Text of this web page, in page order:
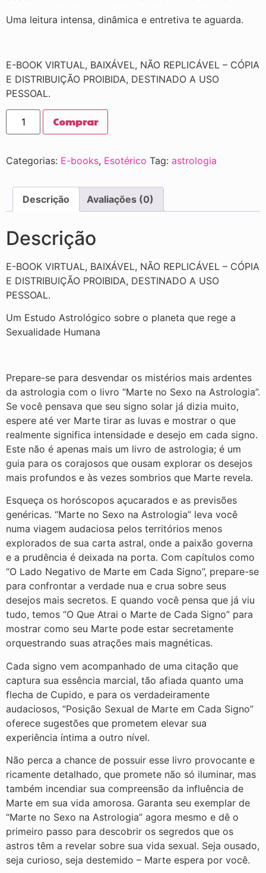
Uma leitura intensa, dinâmica e entretiva te aguarda.
E-BOOK VIRTUAL, BAIXÁVEL, NÃO REPLICÁVEL – CÓPIA
E DISTRIBUIÇÃO PROIBIDA, DESTINADO A USO
PESSOAL.
Comprar
Categorias: E-books, Esotérico Tag: astrologia
Descrição Avaliações (0)
Descrição
E-BOOK VIRTUAL, BAIXÁVEL, NÃO REPLICÁVEL – CÓPIA
E DISTRIBUIÇÃO PROIBIDA, DESTINADO A USO
PESSOAL.
Um Estudo Astrológico sobre o planeta que rege a
Sexualidade Humana
Prepare-se para desvendar os mistérios mais ardentes
da astrologia com o livro “Marte no Sexo na Astrologia”.
Se você pensava que seu signo solar já dizia muito,
espere até ver Marte tirar as luvas e mostrar o que
realmente significa intensidade e desejo em cada signo.
Este não é apenas mais um livro de astrologia; é um
guia para os corajosos que ousam explorar os desejos
mais profundos e às vezes sombrios que Marte revela.
Esqueça os horóscopos açucarados e as previsões
genéricas. “Marte no Sexo na Astrologia” leva você
numa viagem audaciosa pelos territórios menos
explorados de sua carta astral, onde a paixão governa
e a prudência é deixada na porta. Com capítulos como
“O Lado Negativo de Marte em Cada Signo”, prepare-se
para confrontar a verdade nua e crua sobre seus
desejos mais secretos. E quando você pensa que já viu
tudo, temos “O Que Atrai o Marte de Cada Signo” para
mostrar como seu Marte pode estar secretamente
orquestrando suas atrações mais magnéticas.
Cada signo vem acompanhado de uma citação que
captura sua essência marcial, tão afiada quanto uma
flecha de Cupido, e para os verdadeiramente
audaciosos, “Posição Sexual de Marte em Cada Signo”
oferece sugestões que prometem elevar sua
experiência íntima a outro nível.
Não perca a chance de possuir esse livro provocante e
ricamente detalhado, que promete não só iluminar, mas
também incendiar sua compreensão da influência de
Marte em sua vida amorosa. Garanta seu exemplar de
“Marte no Sexo na Astrologia” agora mesmo e dê o
primeiro passo para descobrir os segredos que os
astros têm a revelar sobre sua vida sexual. Seja ousado,
seja curioso, seja destemido – Marte espera por você.